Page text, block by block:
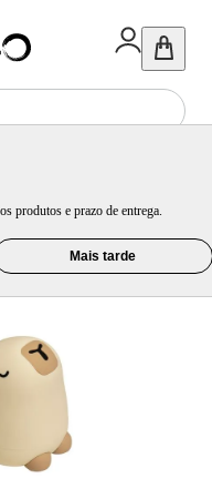
produtos e prazo de entrega.
Mais tarde